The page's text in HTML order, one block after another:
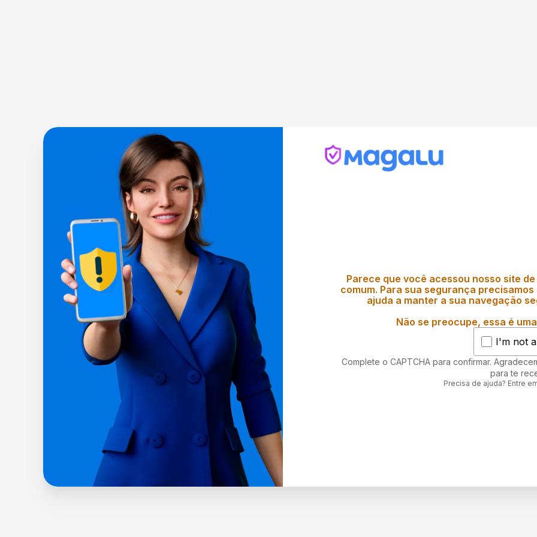
Parece que você acessou nosso site
comum. Para sua segurança
ajuda a manter a sua navegação
Não se preocupe, essa é
I'm not
Complete o CAPTCHA para confirmar.
para te
Precisa de ajuda? Entre